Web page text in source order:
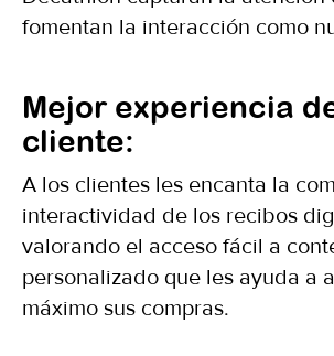
fomentan la interacción como
Mejor experiencia
cliente:
A los clientes les encanta la
interactividad de los recibos
valorando el acceso fácil a
personalizado que les ayuda a
máximo sus compras.